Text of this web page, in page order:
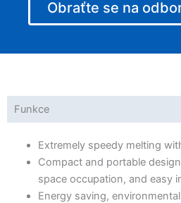
Obraťte se na
Funkce
Extremely speedy melting
Compact and portable
space occupation, and easy
Energy saving,